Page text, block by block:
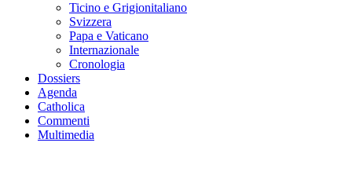
Ticino e Grigionitaliano
Svizzera
Papa e Vaticano
Internazionale
Cronologia
Dossiers
Agenda
Catholica
Commenti
Multimedia